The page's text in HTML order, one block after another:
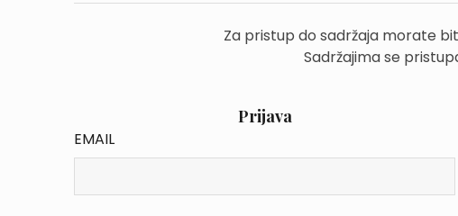
Za pristup do sadržaja morate
Sadržajima se
Prijava
EMAIL